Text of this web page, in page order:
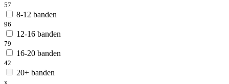
57
8-12 banden
96
12-16 banden
79
16-20 banden
42
20+ banden
x